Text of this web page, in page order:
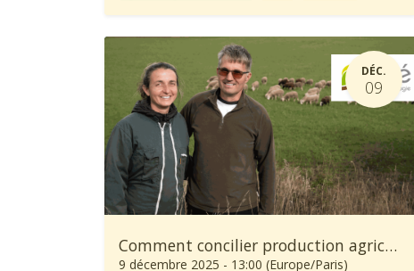
DÉC.
09
Comment concilier production agricole et préservation de la biodiversité ?
9 décembre 2025 - 13:00 (Europe/Paris)